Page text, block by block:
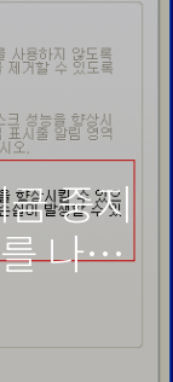
중지
나중